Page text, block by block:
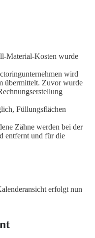
Material-Kosten wurde
wird
übermittelt. Zuvor wurde
Füllungsflächen
Zähne werden bei der
entfernt und für die
erfolgt nun